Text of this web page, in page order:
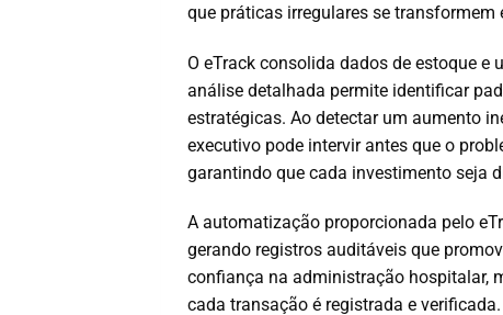
que práticas irregulares se
O eTrack consolida dados de estoque
análise detalhada permite identificar
estratégicas. Ao detectar um aumento
executivo pode intervir antes que o
garantindo que cada investimento seja
A automatização proporcionada pelo
gerando registros auditáveis que
confiança na administração hospitalar,
cada transação é registrada e